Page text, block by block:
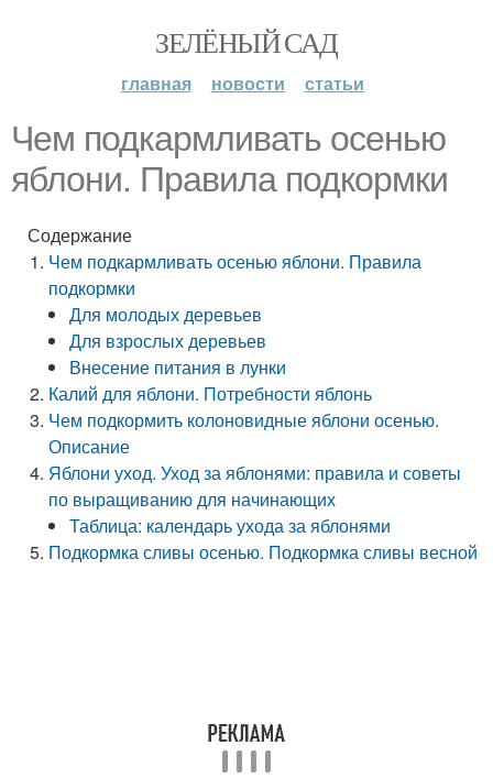
ЗЕЛЁНЫЙ САД
главная новости статьи
Чем подкармливать осенью
яблони. Правила подкормки
Содержание
Чем подкармливать осенью яблони. Правила
подкормки
Для молодых деревьев
Для взрослых деревьев
Внесение питания в лунки
Калий для яблони. Потребности яблонь
Чем подкормить колоновидные яблони осенью.
Описание
Яблони уход. Уход за яблонями: правила и советы
по выращиванию для начинающих
Таблица: календарь ухода за яблонями
Подкормка сливы осенью. Подкормка сливы весной